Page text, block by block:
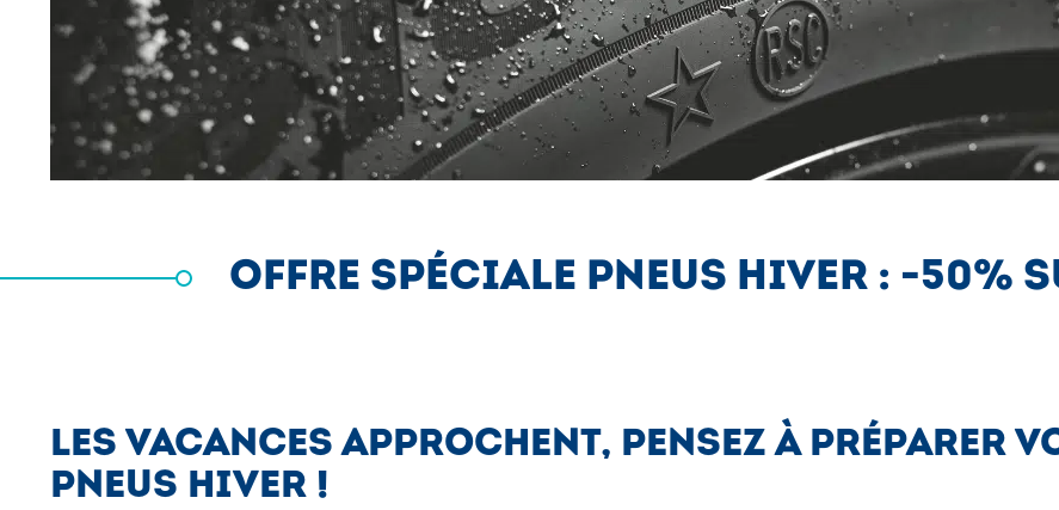
OFFRE SPÉCIALE PNEUS HIVER : -50%
LES VACANCES APPROCHENT, PENSEZ À PRÉPARER
PNEUS HIVER !